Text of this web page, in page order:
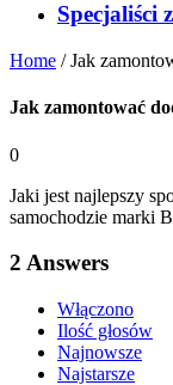
Specjaliści
Home /Jak
Jak zamontować
0
Jaki jest najlepszy
samochodzie marki
2 Answers
Włączono
Ilość głosów
Najnowsze
Najstarsze